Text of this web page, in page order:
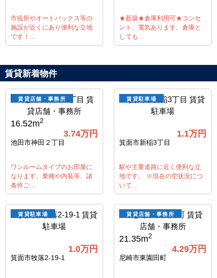
市役所やオートバックス等の
施設が近くにあり便利な立地
です！…
★新築★倉庫利用可★コンセ
ント、電気あります。倉庫と
しても…
賃貸新着物件
賃貸店舗・事務所
16.52m2
3.74万円
池田市神田２丁目
ワンルームタイプのお部屋に
なります。業種や内装等、諸
条件ご…
賃貸駐車場
1.1万円
箕面市新稲3丁目
駅や主要道路に近く便利な立
地です。 ※現在の空状況につ
いて…
賃貸駐車場
1.0万円
箕面市牧落2-19-1
賃貸店舗・事務所
21.35m2
4.29万円
尼崎市東園田町